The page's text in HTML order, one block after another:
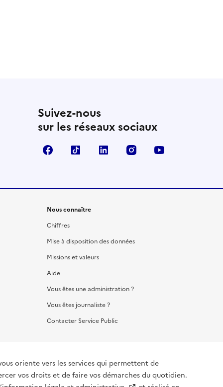
Suivez-nous
sur les réseaux sociaux
FacebookTikTok LinkedIn Instagram
Nous connaître
Chiffres
Mise à disposition des données
Missions et valeurs
Aide
Vous êtes une administration ?
Vous êtes journaliste ?
Contacter Service Public
oriente vers les services qui permettent de
vos droits et de faire vos démarches du quotidien.